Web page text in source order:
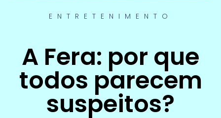
ENTRETENIMENTO
A Fera: por que
todos parecem
suspeitos?